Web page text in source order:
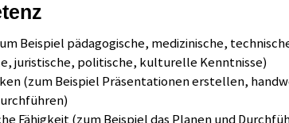
Beispiel pädagogische, medizinische,
juristische, politische, kulturelle Kenntnisse)
(zum Beispiel Präsentationen erstellen,
Fähigkeit (zum Beispiel das Planen und